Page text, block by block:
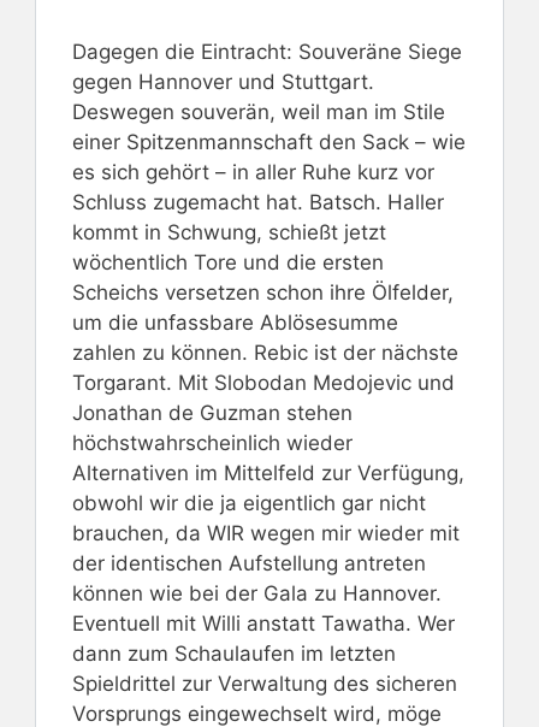
Dagegen die Eintracht: Souveräne Siege
gegen Hannover und Stuttgart.
Deswegen souverän, weil man im Stile
einer Spitzenmannschaft den Sack – wie
es sich gehört – in aller Ruhe kurz vor
Schluss zugemacht hat. Batsch. Haller
kommt in Schwung, schießt jetzt
wöchentlich Tore und die ersten
Scheichs versetzen schon ihre Ölfelder,
um die unfassbare Ablösesumme
zahlen zu können. Rebic ist der nächste
Torgarant. Mit Slobodan Medojevic und
Jonathan de Guzman stehen
höchstwahrscheinlich wieder
Alternativen im Mittelfeld zur Verfügung,
obwohl wir die ja eigentlich gar nicht
brauchen, da WIR wegen mir wieder mit
der identischen Aufstellung antreten
können wie bei der Gala zu Hannover.
Eventuell mit Willi anstatt Tawatha. Wer
dann zum Schaulaufen im letzten
Spieldrittel zur Verwaltung des sicheren
Vorsprungs eingewechselt wird, möge